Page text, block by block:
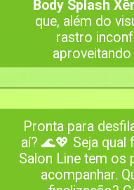
Body Splash
que, além do
rastro
Opening
Pronta para
aí? 🌊💖 Seja
Salon Line tem os
acompanhar.